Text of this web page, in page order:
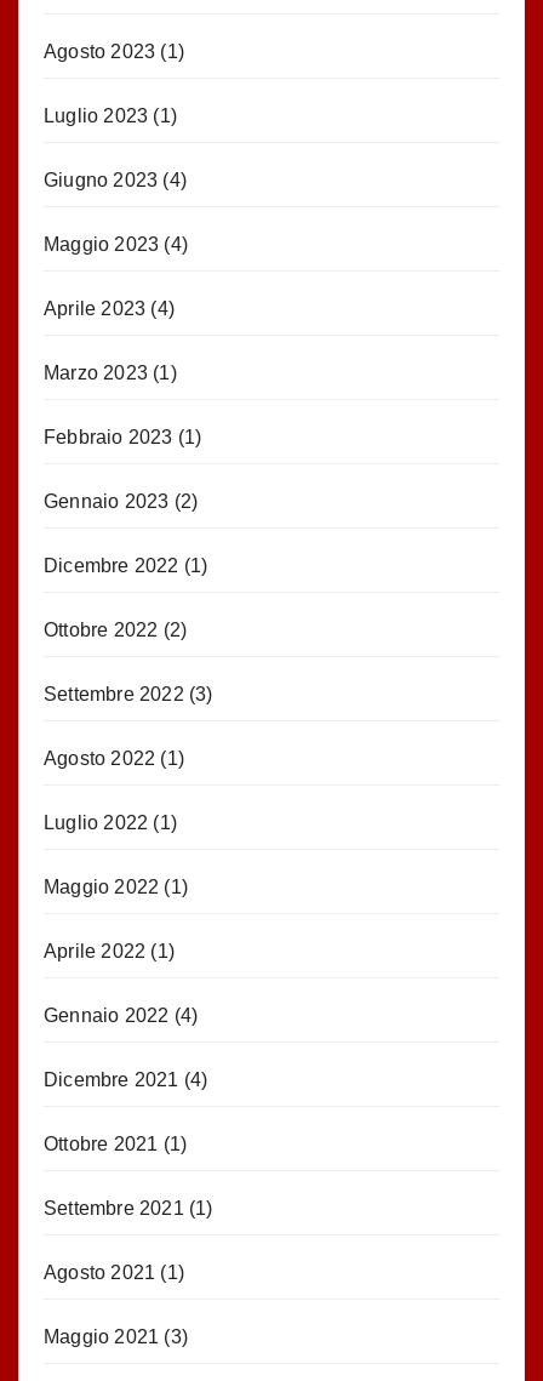
Agosto 2023 (1)
Luglio 2023 (1)
Giugno 2023 (4)
Maggio 2023 (4)
Aprile 2023 (4)
Marzo 2023 (1)
Febbraio 2023 (1)
Gennaio 2023 (2)
Dicembre 2022 (1)
Ottobre 2022 (2)
Settembre 2022 (3)
Agosto 2022 (1)
Luglio 2022 (1)
Maggio 2022 (1)
Aprile 2022 (1)
Gennaio 2022 (4)
Dicembre 2021 (4)
Ottobre 2021 (1)
Settembre 2021 (1)
Agosto 2021 (1)
Maggio 2021 (3)